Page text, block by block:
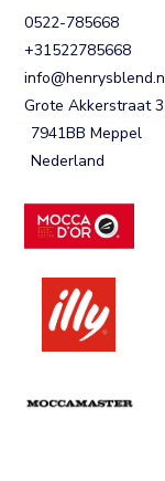
0522-785668
+31522785668
Grote Akkerstraat
7941BB Meppel
Nederland